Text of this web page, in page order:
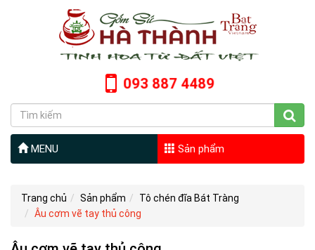
093 887 4489
MENU Sản phẩm
Trang chủ Sản phẩm
Tô chén đĩa Bát Tràng
Âu cơm vẽ tay thủ công